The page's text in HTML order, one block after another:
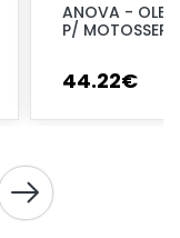
ANOVA -
P/
44.22€